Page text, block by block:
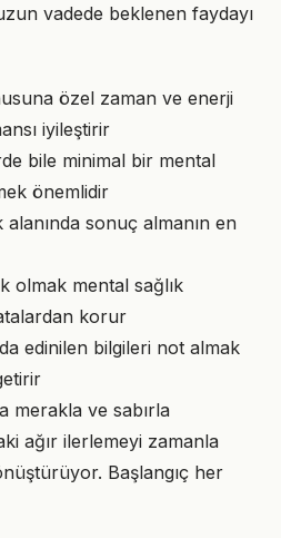
vadede beklenen faydayı
özel zaman ve enerji
iyileştirir
bile minimal bir mental
önemlidir
alanında sonuç almanın en
olmak mental sağlık
korur
edinilen bilgileri not almak
merakla ve sabırla
ağır ilerlemeyi zamanla
Başlangıç her